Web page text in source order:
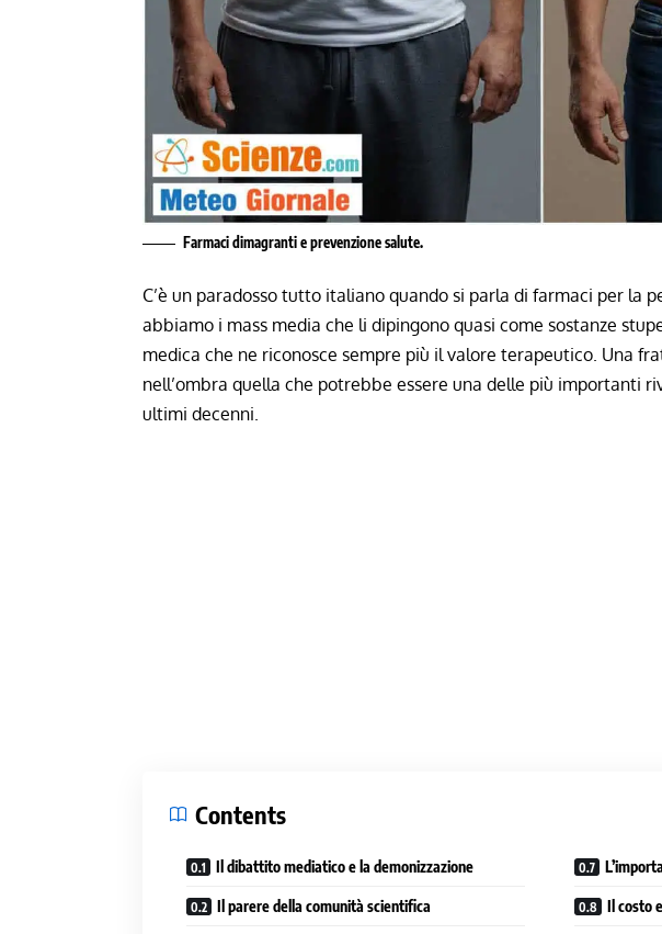
Farmaci dimagranti e prevenzione salute.
C’è un paradosso tutto italiano quando si parla di farmaci per la
abbiamo i mass media che li dipingono quasi come sostanze
medica che ne riconosce sempre più il valore terapeutico. Una
nell’ombra quella che potrebbe essere una delle più importanti
ultimi decenni.
Contents
Il dibattito mediatico e la demonizzazione
Il parere della comunità scientifica Il costo